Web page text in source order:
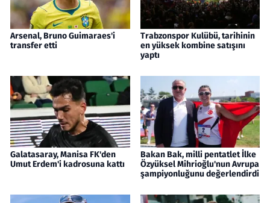
Arsenal, Bruno Guimaraes'i
transfer etti
Trabzonspor Kulübü, tarihinin
en yüksek kombine satışını
yaptı
Galatasaray, Manisa FK'den
Umut Erdem'i kadrosuna kattı
Bakan Bak, milli pentatlet İlke
Özyüksel Mihrioğlu'nun Avrupa
şampiyonluğunu değerlendirdi